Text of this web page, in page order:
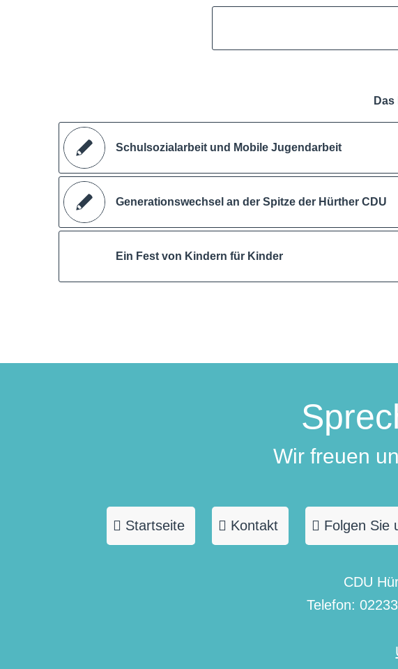
Schulsozialarbeit und Mobile Jugendarbeit
Generationswechsel an der Spitze der Hürther CDU
Ein Fest von Kindern für Kinder
Wir freuen
Startseite Kontakt Folgen Sie
CDU
Telefon: